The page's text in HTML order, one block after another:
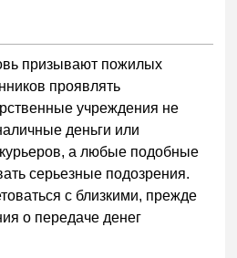
призывают пожилых
проявлять
учреждения не
деньги или
а любые подобные
серьезные подозрения.
с близкими, прежде
о передаче денег